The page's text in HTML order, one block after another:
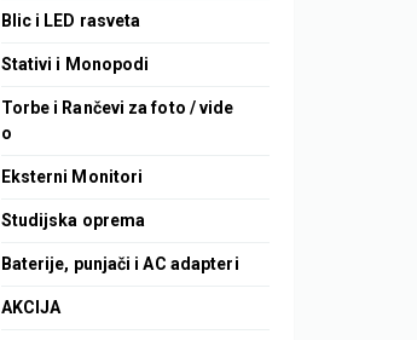
Blic i LED rasveta
Stativi i Monopodi
Torbe i Rančevi za foto / vide
o
Eksterni Monitori
Studijska oprema
Baterije, punjači i AC adapteri
AKCIJA